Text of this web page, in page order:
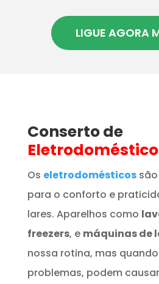
LIGUE AGORA
Conserto de
Os eletrodomésticos
para o conforto e
lares. Aparelhos como
freezers, e máquinas de
nossa rotina, mas
problemas, podem